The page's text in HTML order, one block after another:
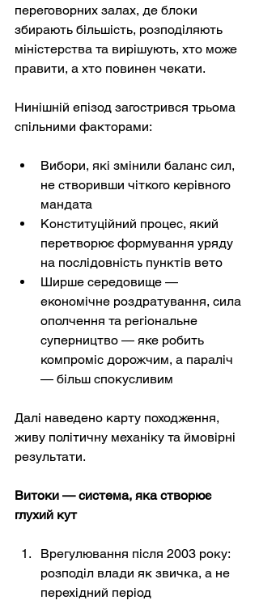
переговорних залах, де блоки
збирають більшість, розподіляють
міністерства та вирішують, хто може
правити, а хто повинен чекати.
Нинішній епізод загострився трьома
спільними факторами:
Вибори, які змінили баланс сил,
не створивши чіткого керівного
мандата
Конституційний процес, який
перетворює формування уряду
на послідовність пунктів вето
Ширше середовище —
економічне роздратування, сила
ополчення та регіональне
суперництво — яке робить
компроміс дорожчим, а параліч
— більш спокусливим
Далі наведено карту походження,
живу політичну механіку та ймовірні
результати.
Витоки — система, яка створює
глухий кут
Врегулювання після 2003 року:
розподіл влади як звичка, а не
перехідний період